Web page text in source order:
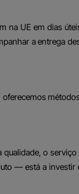
na UE em dias
a entrega
o serviço
— está a investir